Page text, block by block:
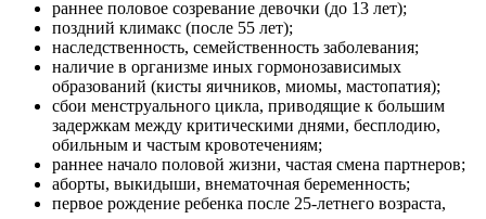
раннее половое созревание девочки (до 13 лет);
поздний климакс (после 55 лет);
наследственность, семейственность заболевания;
наличие в организме иных гормонозависимых
образований (кисты яичников, миомы, мастопатия);
сбои менструального цикла, приводящие к большим
задержкам между критическими днями, бесплодию,
обильным и частым кровотечениям;
раннее начало половой жизни, частая смена партнеров;
аборты, выкидыши, внематочная беременность;
первое рождение ребенка после 25-летнего возраста,